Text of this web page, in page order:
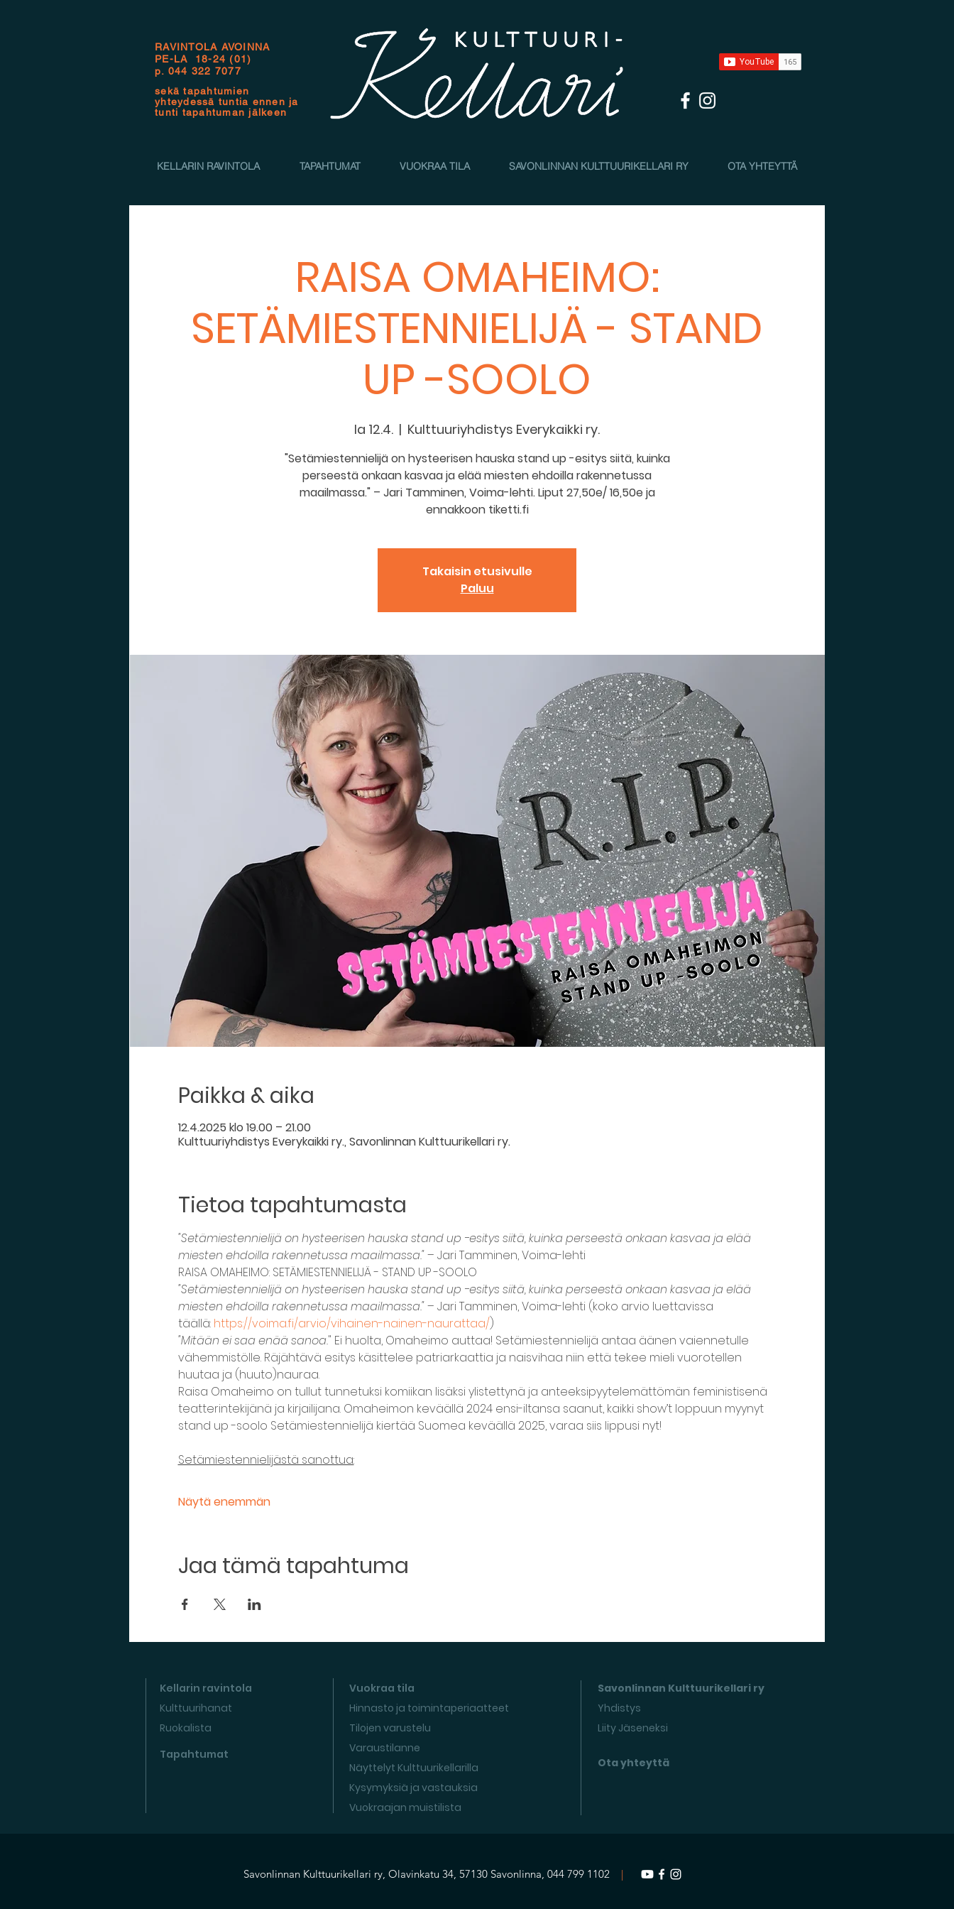
RAVINTOLA AVOINNA
PE-LA 18-24 (01)
p. 044 322 7077
sekä tapahtumien
yhteydessä tuntia ennen ja
tunti tapahtuman jälkeen
KELLARIN RAVINTOLA TAPAHTUMAT VUOKRAA TILA SAVONLINNAN KULTTUURIKELLARI RY OTA YHTEYTTÄ
RAISA OMAHEIMO:
SETÄMIESTENNIELIJÄ - STAND
UP -SOOLO
la 12.4.
  |
Kulttuuriyhdistys Everykaikki ry.
"Setämiestennielijä on hysteerisen hauska stand up -esitys siitä, kuinka
perseestä onkaan kasvaa ja elää miesten ehdoilla rakennetussa
maailmassa." – Jari Tamminen, Voima-lehti. Liput 27,50e/ 16,50e ja
ennakkoon tiketti.fi
Takaisin etusivulle
Paluu
Paikka & aika
12.4.2025 klo 19.00 – 21.00
Kulttuuriyhdistys Everykaikki ry., Savonlinnan Kulttuurikellari ry.
Tietoa tapahtumasta
"Setämiestennielijä on hysteerisen hauska stand up -esitys siitä, kuinka perseestä onkaan kasvaa ja elää
miesten ehdoilla rakennetussa maailmassa." – Jari Tamminen, Voima-lehti
RAISA OMAHEIMO: SETÄMIESTENNIELIJÄ - STAND UP -SOOLO
"Setämiestennielijä on hysteerisen hauska stand up -esitys siitä, kuinka perseestä onkaan kasvaa ja elää
miesten ehdoilla rakennetussa maailmassa." – Jari Tamminen, Voima-lehti (koko arvio luettavissa
täällä: https://voima.fi/arvio/vihainen-nainen-naurattaa/)
"Mitään ei saa enää sanoa." Ei huolta, Omaheimo auttaa! Setämiestennielijä antaa äänen vaiennetulle
vähemmistölle. Räjähtävä esitys käsittelee patriarkaattia ja naisvihaa niin että tekee mieli vuorotellen
huutaa ja (huuto)nauraa.
Raisa Omaheimo on tullut tunnetuksi komiikan lisäksi ylistettynä ja anteeksipyytelemättömän feministisenä
teatterintekijänä ja kirjailijana. Omaheimon keväällä 2024 ensi-iltansa saanut, kaikki show’t loppuun myynyt
stand up -soolo Setämiestennielijä kiertää Suomea keväällä 2025, varaa siis lippusi nyt!
Setämiestennielijästä sanottua:
Näytä enemmän
Jaa tämä tapahtuma
Kellarin ravintola
Kulttuurihanat
Ruokalista
Tapahtumat
Vuokraa tila
Hinnasto ja toimintaperiaatteet
Tilojen varustelu
Varaustilanne
Näyttelyt Kulttuurikellarilla
Kysymyksiä ja vastauksia
Vuokraajan muistilista
Savonlinnan Kulttuurikellari ry
Yhdistys
Liity Jäseneksi
Ota yhteyttä
Savonlinnan Kulttuurikellari ry, Olavinkatu 34, 57130 Savonlinna, 044 799 1102 |